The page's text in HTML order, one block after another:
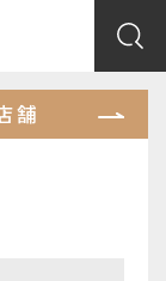
舗